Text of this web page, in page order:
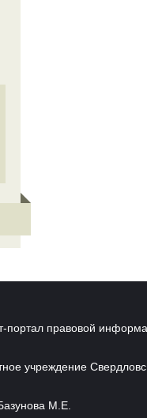
правовой
учреждение
М.Е.